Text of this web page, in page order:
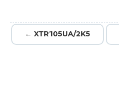
← XTR105UA/2K5